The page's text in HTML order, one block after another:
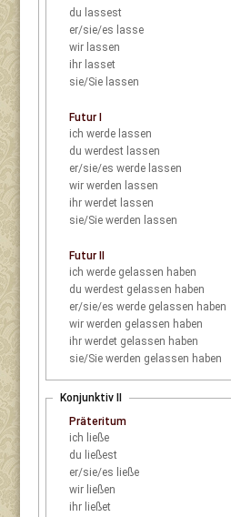
du lassest
er/sie/es lasse
wir lassen
ihr lasset
sie/Sie lassen
Futur I
ich werde lassen
du werdest lassen
er/sie/es werde lassen
wir werden lassen
ihr werdet lassen
sie/Sie werden lassen
Futur II
ich
werde gelassen haben
du
werdest gelassen haben
er/sie/es
werde gelassen haben
wir
werden gelassen haben
ihr
werdet gelassen haben
sie/Sie
werden gelassen haben
Konjunktiv II
Präteritum
ich ließe
du ließest
er/sie/es ließe
wir ließen
ihr ließet